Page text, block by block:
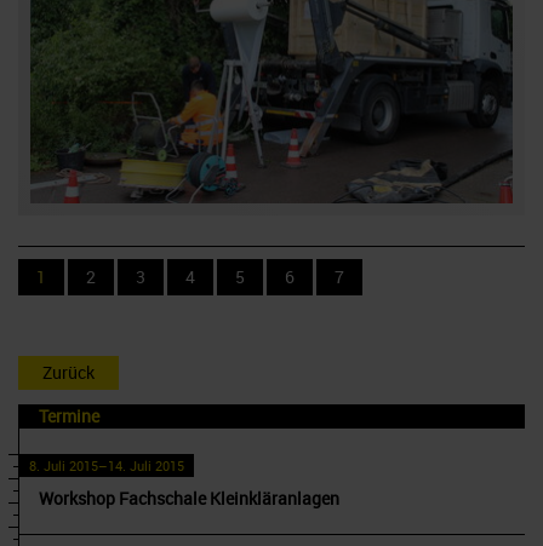
1 2 3 4 5 6 7
Zurück
Termine
8. Juli 2015–14. Juli 2015
Workshop Fachschale Kleinkläranlagen